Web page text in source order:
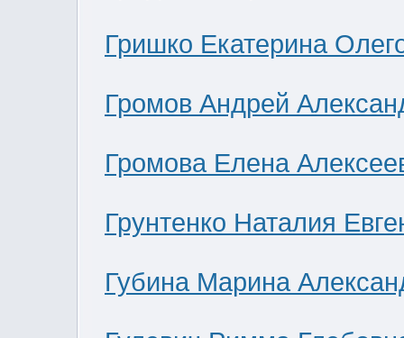
Гришко Екатерина
Громов Андрей
Громова Елена
Грунтенко Наталия
Губина Марина